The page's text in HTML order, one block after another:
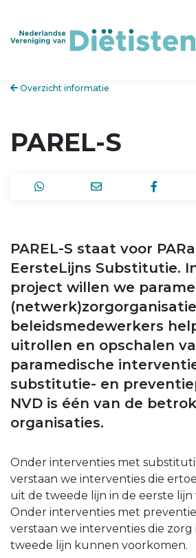
Overzicht informatie
PAREL-S
PAREL-S staat voor
EersteLijns Substitutie.
project willen we
beleidsmedewerkers
uitrollen en opschalen
paramedische
substitutie- en
NVD is één van de
organisaties.
Onder interventies met
verstaan we interventies die
uit de tweede lijn in de eerste
Onder interventies met
verstaan we interventies die zorg
tweede lijn kunnen voorkomen.